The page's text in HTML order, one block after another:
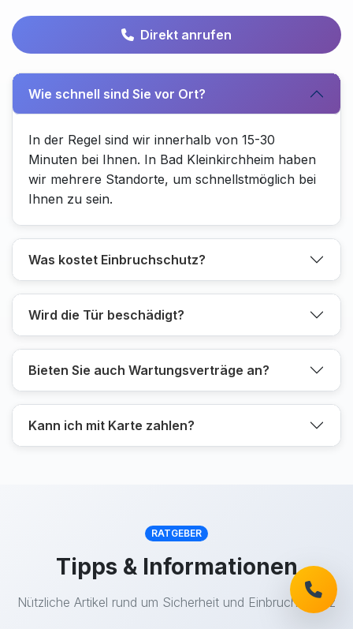
Direkt anrufen
Wie schnell sind Sie vor Ort?
In der Regel sind wir innerhalb von 15-30
Minuten bei Ihnen. In Bad Kleinkirchheim haben
wir mehrere Standorte, um schnellstmöglich bei
Ihnen zu sein.
Was kostet Einbruchschutz?
Wird die Tür beschädigt?
Bieten Sie auch Wartungsverträge an?
Kann ich mit Karte zahlen?
RATGEBER
Tipps & Informationen
Nützliche Artikel rund um Sicherheit und Einbruchschutz